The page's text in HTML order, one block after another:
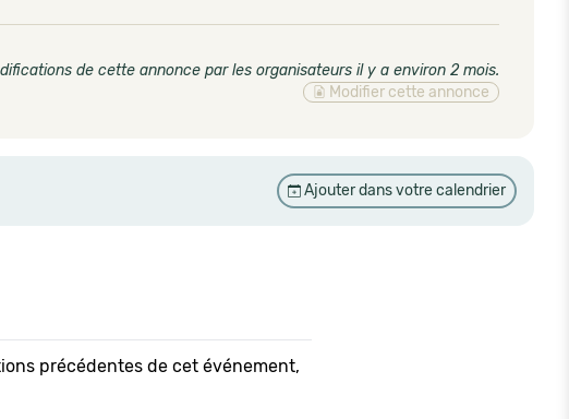
de cette annonce par les organisateurs il y a environ 2 mois.
Modifier cette annonce
Ajouter dans votre calendrier
précédentes de cet événement,